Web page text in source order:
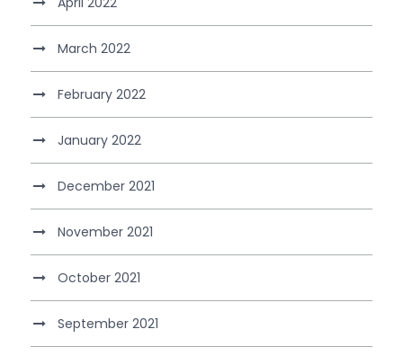
March 2022
February 2022
January 2022
December 2021
November 2021
October 2021
September 2021